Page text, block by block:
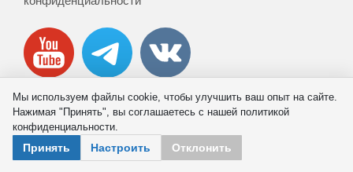
Издания
О журнале
Номера журналов
© 2026 ИНП РАН
Мы используем файлы cookie, чтобы улучшить ваш опыт на сайте.
Нажимая "Принять", вы соглашаетесь с нашей политикой
конфиденциальности.
Принять Настроить Отклонить